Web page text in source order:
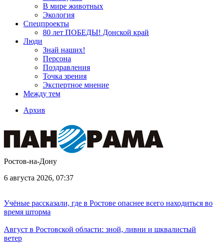
В мире животных
Экология
Спецпроекты
80 лет ПОБЕДЫ! Донской край
Люди
Знай наших!
Персона
Поздравления
Точка зрения
Экспертное мнение
Между тем
Архив
Ростов-на-Дону
6 августа 2026, 07:37
Учёные рассказали, где в Ростове опаснее всего находиться во
время шторма
Август в Ростовской области: зной, ливни и шквалистый
ветер